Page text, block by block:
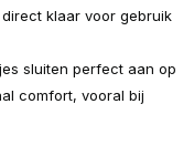
klaar voor gebruik
sluiten perfect aan op
comfort, vooral bij